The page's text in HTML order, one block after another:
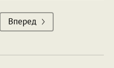
Вперед